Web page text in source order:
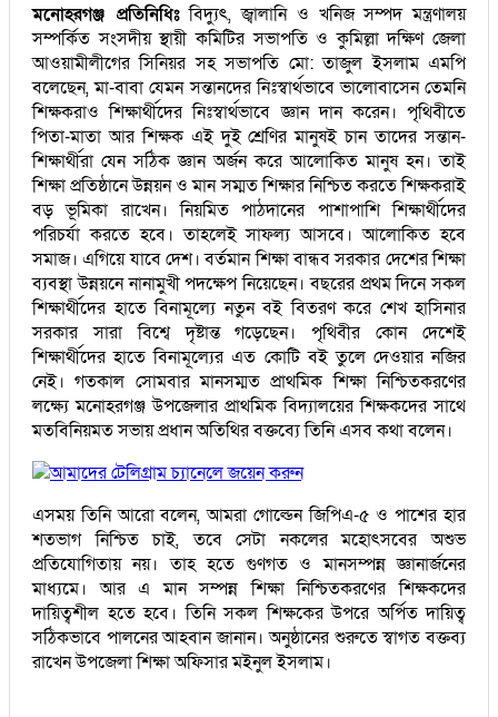
মনোহরগঞ্জ প্রতিনিধিঃবিদ্যুৎ, জ্বালানি ও খনিজ সম্পদ মন্ত্রণালয়
সম্পর্কিত সংসদীয় স্থায়ী কমিটির সভাপতি ও কুমিল্লা দক্ষিণ জেলা
আওয়ামীলীগের সিনিয়র সহ সভাপতি মো: তাজুল ইসলাম এমপি
বলেছেন, মা-বাবা যেমন সন্তানদের নিঃস্বার্থভাবে ভালোবাসেন তেমনি
শিক্ষকরাও শিক্ষার্থীদের নিঃস্বার্থভাবে জ্ঞান দান করেন। পৃথিবীতে
পিতা-মাতা আর শিক্ষক এই দুই শ্রেণির মানুষই চান তাদের সন্তান-
শিক্ষার্থীরা যেন সঠিক জ্ঞান অর্জন করে আলোকিত মানুষ হন। তাই
শিক্ষা প্রতিষ্ঠানে উন্নয়ন ও মান সম্মত শিক্ষার নিশ্চিত করতে শিক্ষকরাই
বড় ভূমিকা রাখেন। নিয়মিত পাঠদানের পাশাপাশি শিক্ষার্থীদের
পরিচর্যা করতে হবে। তাহলেই সাফল্য আসবে। আলোকিত হবে
সমাজ। এগিয়ে যাবে দেশ। বর্তমান শিক্ষা বান্ধব সরকার দেশের শিক্ষা
ব্যবস্থা উন্নয়নে নানামুখী পদক্ষেপ নিয়েছেন। বছরের প্রথম দিনে সকল
শিক্ষার্থীদের হাতে বিনামূল্যে নতুন বই বিতরণ করে শেখ হাসিনার
সরকার সারা বিশ্বে দৃষ্টান্ত গড়েছেন। পৃথিবীর কোন দেশেই
শিক্ষার্থীদের হাতে বিনামূল্যের এত কোটি বই তুলে দেওয়ার নজির
নেই। গতকাল সোমবার মানসম্মত প্রাথমিক শিক্ষা নিশ্চিতকরণের
লক্ষ্যে মনোহরগঞ্জ উপজেলার প্রাথমিক বিদ্যালয়ের শিক্ষকদের সাথে
মতবিনিয়মত সভায় প্রধান অতিথির বক্তব্যে তিনি এসব কথা বলেন।
আমাদের টেলিগ্রাম চ্যানেলে জয়েন করুন
এসময় তিনি আরো বলেন, আমরা গোল্ডেন জিপিএ-৫ ও পাশের হার
শতভাগ নিশ্চিত চাই, তবে সেটা নকলের মহোৎসবের অশুভ
প্রতিযোগিতায় নয়। তাহ হতে গুণগত ও মানসম্পন্ন জ্ঞানার্জনের
মাধ্যমে। আর এ মান সম্পন্ন শিক্ষা নিশ্চিতকরণের শিক্ষকদের
দায়িত্বশীল হতে হবে। তিনি সকল শিক্ষকের উপরে অর্পিত দায়িত্ব
সঠিকভাবে পালনের আহবান জানান। অনুষ্ঠানের শুরুতে স্বাগত বক্তব্য
রাখেন উপজেলা শিক্ষা অফিসার মইনুল ইসলাম।